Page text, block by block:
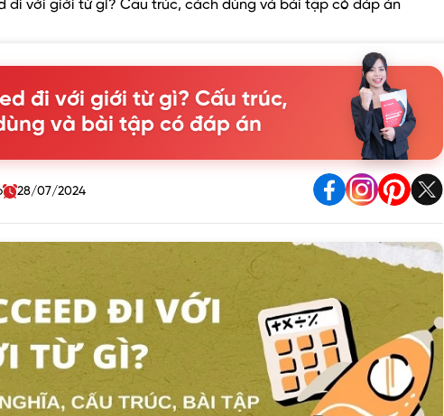
đi với giới từ gì? Cấu trúc, cách dùng và bài tập có đáp án
đi với giới từ gì? Cấu trúc,
và bài tập có đáp án
28/07/2024